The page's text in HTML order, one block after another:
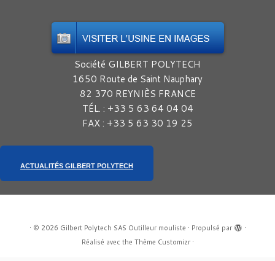
Société GILBERT POLYTECH
1650 Route de Saint Nauphary
82 370 REYNIÈS FRANCE
TÉL. : +33 5 63 64 04 04
FAX : +33 5 63 30 19 25
ACTUALITÉS GILBERT POLYTECH
· © 2026 Gilbert Polytech SAS Outilleur mouliste · Propulsé par
·
Réalisé avec the Thème Customizr·